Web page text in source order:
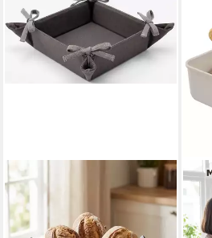
HOME AFFAIRE
Brotkorb Brotkorb Grautöne
20x20cm, Baumwolle, (1-tlg)
14,49 € UVP19,50 €